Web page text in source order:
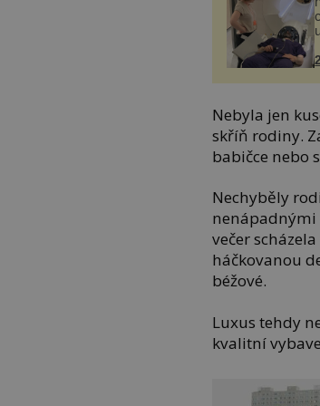
Nebyla jen
skříň rodiny.
babičce nebo
Nechyběly
nenápadnými
večer
háčkovanou
béžové.
Luxus tehdy
kvalitní